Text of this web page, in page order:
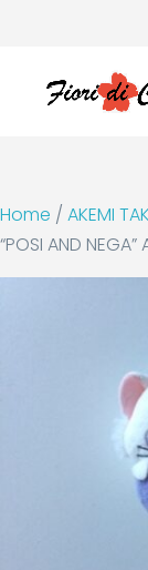
Home / AKEMI
“POSI AND NEGA”